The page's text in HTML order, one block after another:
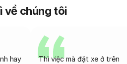
về chúng tôi
hay
Thì việc mà đặt xe ở trên